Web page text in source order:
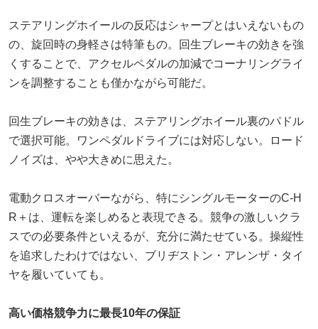
ステアリングホイールの反応はシャープとはいえないもの
の、旋回時の身軽さは特筆もの。回生ブレーキの効きを強
くすることで、アクセルペダルの加減でコーナリングライ
ンを調整することも僅かながら可能だ。
回生ブレーキの効きは、ステアリングホイール裏のパドル
で選択可能。ワンペダルドライブには対応しない。ロード
ノイズは、やや大きめに思えた。
電動クロスオーバーながら、特にシングルモーターのC-H
R＋は、運転を楽しめると表現できる。競争の激しいクラ
スでの必要条件といえるが、充分に満たせている。操縦性
を追求したわけではない、ブリヂストン・アレンザ・タイ
ヤを履いていても。
高い価格競争力に最長10年の保証